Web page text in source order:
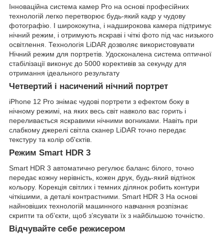
Інноваційна система камер Pro на основі професійних
технологій легко перетворює будь-який кадр у чудову
фотографію. І ширококутна, і надширокова камера підтримує
нічний режим, і отримують яскраві і чіткі фото під час низького
освітлення. Технологія LiDAR дозволяє використовувати
Нічний режим для портретів. Удосконалена система оптичної
стабілізації виконує до 5000 корективів за секунду для
отримання ідеального результату
Четвертий і насичений нічний портрет
iPhone 12 Pro знімає чудові портрети з ефектом боку в
нічному режимі, на яких весь світ навколо вас горить і
переливається яскравими нічними вогниками. Навіть при
слабкому джерелі світла сканер LiDAR точно передає
текстуру та колір об'єктів.
Режим Smart HDR 3
Smart HDR 3 автоматично регулює баланс білого, точно
передає кожну нерівність, кожен друк, будь-який відтінок
кольору. Корекція світлих і темних ділянок робить контури
чіткішими, а деталі контрастними. Smart HDR 3 На основі
найновіших технологій машинного навчання розпізнає
скрипти та об’єкти, щоб з’ясувати їх з найбільшою точністю.
Відчувайте себе режисером